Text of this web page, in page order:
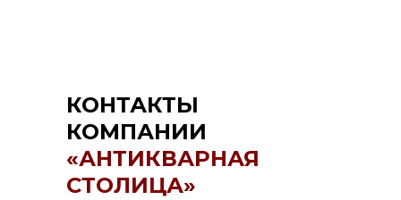
КОНТАКТЫ
КОМПАНИИ
«АНТИКВАРНАЯ
СТОЛИЦА»